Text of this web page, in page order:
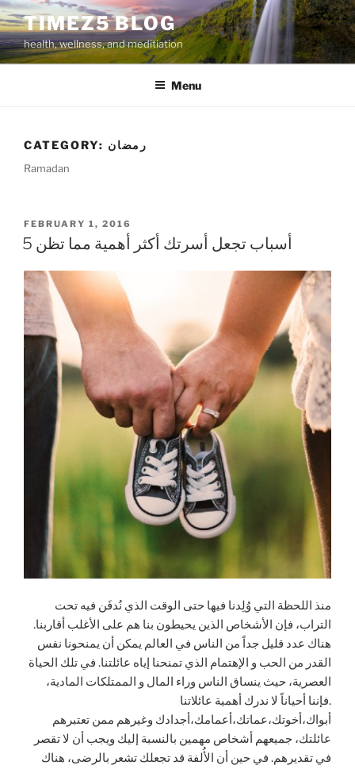
Skip
to
content
TIMEZ5 BLOG
health, wellness, and meditiation
Menu
CATEGORY: رمضان
Ramadan
POSTED
ON
FEBRUARY 1, 2016
5 أسباب تجعل أسرتك أكثر أهمية مما تظن
منذ اللحظة التي وُلِدنا فيها حتى الوقت الذي نُدفَن فيه تحت
التراب، فإن الأشخاص الذين يحيطون بنا هم على الأغلب أقاربنا.
هناك عدد قليل جداً من الناس في العالم يمكن أن يمنحونا نفس
القدر من الحب و الإهتمام الذي تمنحنا إياه عائلتنا. في تلك الحياة
العصرية، حيث ينساق الناس وراء المال و الممتلكات المادية،
فإننا أحياناً لا ندرك أهمية عائلاتنا.
أبواك،أخوتك،عماتك،أعمامك،أجدادك وغيرهم ممن تعتبرهم
عائلتك، جميعهم أشخاص مهمين بالنسبة إليك ويجب أن لا تقصر
في تقديرهم. في حين أن الأُلفة قد تجعلك تشعر بالرضى، هناك